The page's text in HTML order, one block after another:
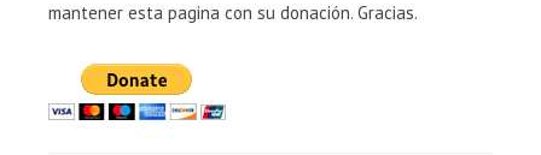
mantener esta pagina con su donación. Gracias.